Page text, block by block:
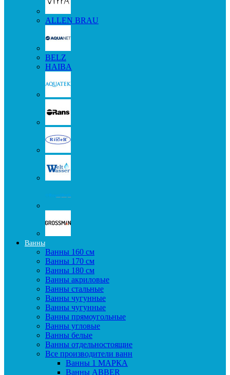
ALLEN BRAU
BELZ
HAIBA
Ванны
Ванны 160 см
Ванны 170 см
Ванны 180 см
Ванны акриловые
Ванны стальные
Ванны чугунные
Ванны чугунные
Ванны прямоугольные
Ванны угловые
Ванны белые
Ванны отдельностоящие
Все производители ванн
Ванны 1 МАРКА
Ванны ABBER